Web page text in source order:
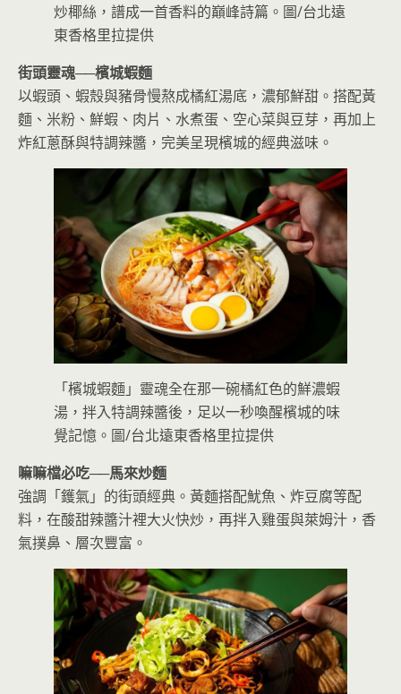
炒椰絲，譜成一首香料的巔峰詩篇。圖/台北遠
東香格里拉提供
街頭靈魂──檳城蝦麵
以蝦頭、蝦殼與豬骨慢熬成橘紅湯底，濃郁鮮甜。搭配黃
麵、米粉、鮮蝦、肉片、水煮蛋、空心菜與豆芽，再加上
炸紅蔥酥與特調辣醬，完美呈現檳城的經典滋味。
「檳城蝦麵」靈魂全在那一碗橘紅色的鮮濃蝦
湯，拌入特調辣醬後，足以一秒喚醒檳城的味
覺記憶。圖/台北遠東香格里拉提供
嘛嘛檔必吃──馬來炒麵
強調「鑊氣」的街頭經典。黃麵搭配魷魚、炸豆腐等配
料，在酸甜辣醬汁裡大火快炒，再拌入雞蛋與萊姆汁，香
氣撲鼻、層次豐富。